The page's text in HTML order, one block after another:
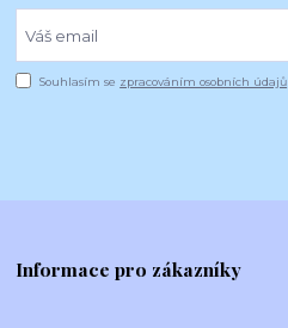
Souhlasím se zpracováním osobních údajů
Informace pro zákazníky